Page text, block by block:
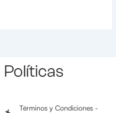
Políticas
Términos y Condiciones -